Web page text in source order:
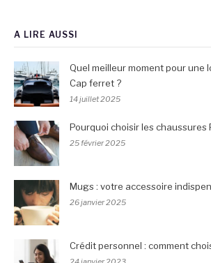
A LIRE AUSSI
Quel meilleur moment pour une
Cap ferret ?
14 juillet 2025
Pourquoi choisir les chaussures
25 février 2025
Mugs : votre accessoire
26 janvier 2025
Crédit personnel : comment